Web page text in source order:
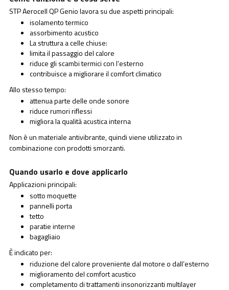
STP Aerocell QP Genio lavora su due aspetti principali:
isolamento termico
assorbimento acustico
La struttura a celle chiuse:
limita il passaggio del calore
riduce gli scambi termici con l’esterno
contribuisce a migliorare il comfort climatico
Allo stesso tempo:
attenua parte delle onde sonore
riduce rumori riflessi
migliora la qualità acustica interna
Non è un materiale antivibrante, quindi viene utilizzato in
combinazione con prodotti smorzanti.
Quando usarlo e dove applicarlo
Applicazioni principali:
sotto moquette
pannelli porta
tetto
paratie interne
bagagliaio
È indicato per:
riduzione del calore proveniente dal motore o dall’esterno
miglioramento del comfort acustico
completamento di trattamenti insonorizzanti multilayer